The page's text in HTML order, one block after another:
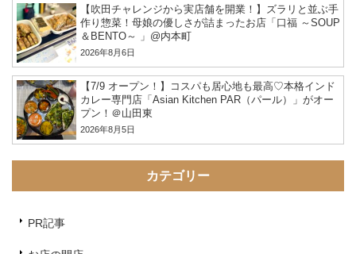
【吹田チャレンジから実店舗を開業！】ズラリと並ぶ手
作り惣菜！母娘の優しさが詰まったお店「口福 ～SOUP
＆BENTO～ 」@内本町
2026年8月6日
【7/9 オープン！】コスパも居心地も最高♡本格インド
カレー専門店「Asian Kitchen PAR（パール）」がオー
プン！＠山田東
2026年8月5日
カテゴリー
PR記事